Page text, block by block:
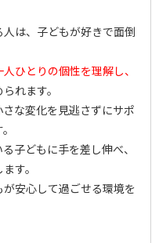
は、子どもが好きで面倒
人ひとりの個性を理解し、
れます。
な変化を見逃さずにサポ
子どもに手を差し伸べ、
す。
安心して過ごせる環境を